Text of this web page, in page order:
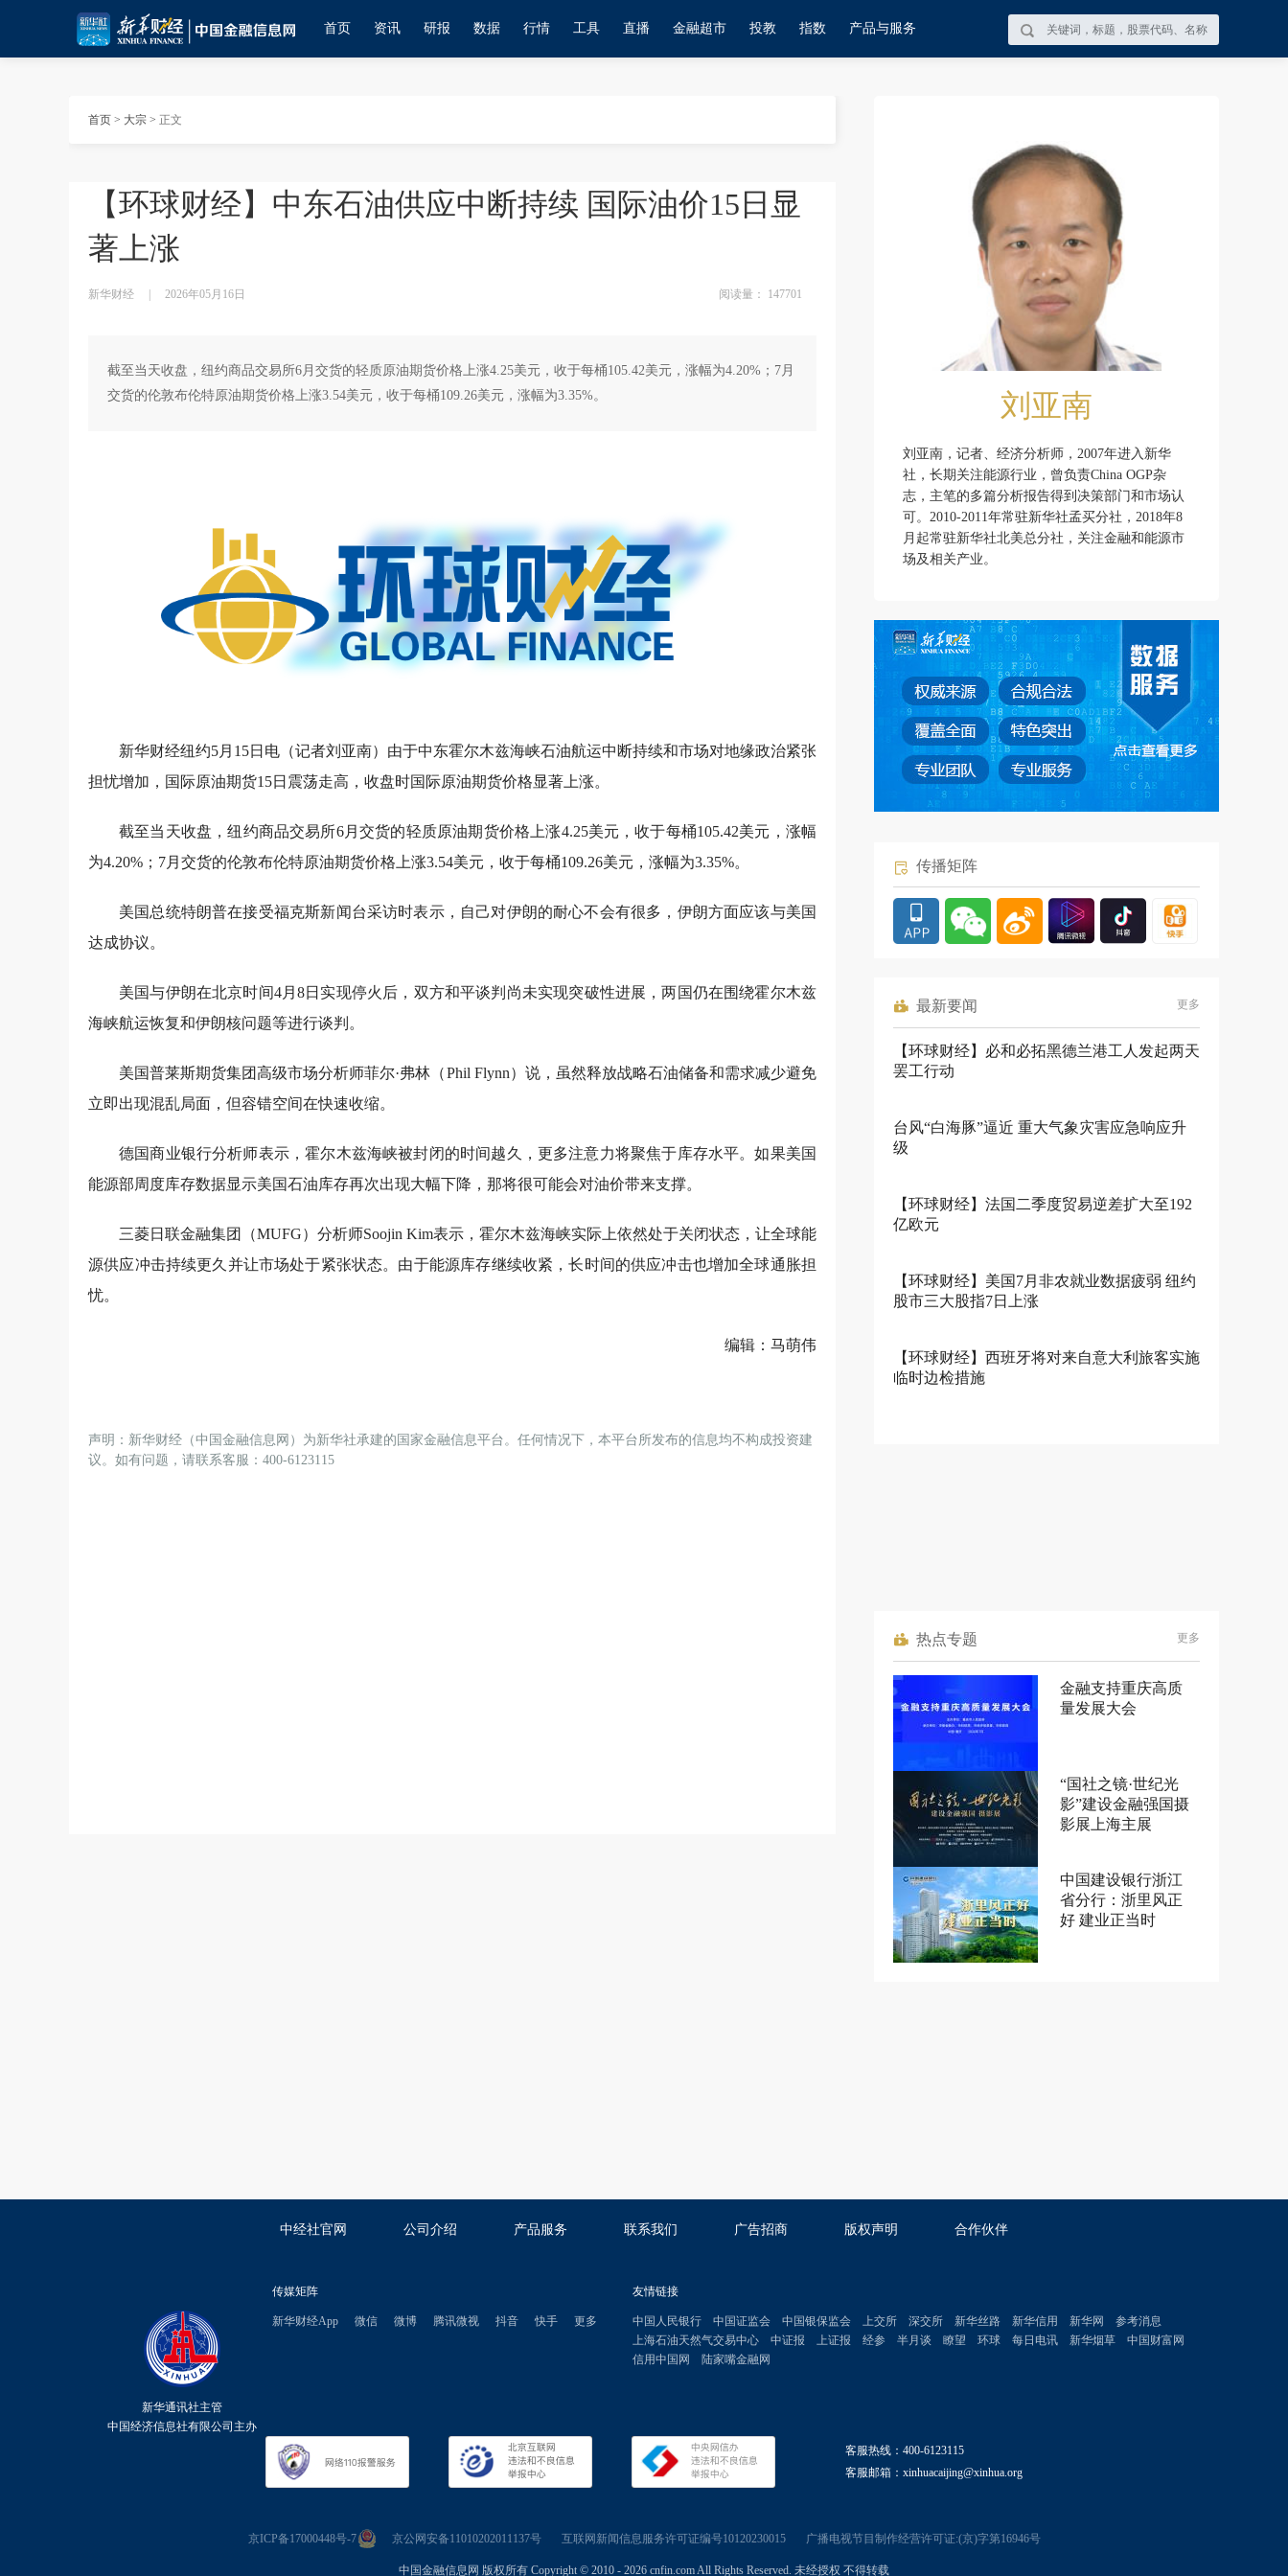
首页 资讯 研报 数据 行情 工具 直播 金融超市 投教 指数 产品与服务
首页 > 大宗 > 正文
【环球财经】中东石油供应中断持续 国际油价15日显
著上涨
新华财经 2026年05月16日 阅读量： 147701
截至当天收盘，纽约商品交易所6月交货的轻质原油期货价格上涨4.25美元，收于每桶105.42美元，涨幅为4.20%；7月
交货的伦敦布伦特原油期货价格上涨3.54美元，收于每桶109.26美元，涨幅为3.35%。
新华财经纽约5月15日电（记者刘亚南）由于中东霍尔木兹海峡石油航运中断持续和市场对地缘政治紧张
担忧增加，国际原油期货15日震荡走高，收盘时国际原油期货价格显著上涨。
截至当天收盘，纽约商品交易所6月交货的轻质原油期货价格上涨4.25美元，收于每桶105.42美元，涨幅
为4.20%；7月交货的伦敦布伦特原油期货价格上涨3.54美元，收于每桶109.26美元，涨幅为3.35%。
美国总统特朗普在接受福克斯新闻台采访时表示，自己对伊朗的耐心不会有很多，伊朗方面应该与美国
达成协议。
美国与伊朗在北京时间4月8日实现停火后，双方和平谈判尚未实现突破性进展，两国仍在围绕霍尔木兹
海峡航运恢复和伊朗核问题等进行谈判。
美国普莱斯期货集团高级市场分析师菲尔·弗林（Phil Flynn）说，虽然释放战略石油储备和需求减少避免
立即出现混乱局面，但容错空间在快速收缩。
德国商业银行分析师表示，霍尔木兹海峡被封闭的时间越久，更多注意力将聚焦于库存水平。如果美国
能源部周度库存数据显示美国石油库存再次出现大幅下降，那将很可能会对油价带来支撑。
三菱日联金融集团（MUFG）分析师Soojin Kim表示，霍尔木兹海峡实际上依然处于关闭状态，让全球能
源供应冲击持续更久并让市场处于紧张状态。由于能源库存继续收紧，长时间的供应冲击也增加全球通胀担
忧。
编辑：马萌伟
声明：新华财经（中国金融信息网）为新华社承建的国家金融信息平台。任何情况下，本平台所发布的信息均不构成投资建
议。如有问题，请联系客服：400-6123115
刘亚南
刘亚南，记者、经济分析师，2007年进入新华
社，长期关注能源行业，曾负责China OGP杂
志，主笔的多篇分析报告得到决策部门和市场认
可。2010-2011年常驻新华社孟买分社，2018年8
月起常驻新华社北美总分社，关注金融和能源市
场及相关产业。
传播矩阵
最新要闻 更多
【环球财经】必和必拓黑德兰港工人发起两天
罢工行动
台风“白海豚”逼近 重大气象灾害应急响应升
级
【环球财经】法国二季度贸易逆差扩大至192
亿欧元
【环球财经】美国7月非农就业数据疲弱 纽约
股市三大股指7日上涨
【环球财经】西班牙将对来自意大利旅客实施
临时边检措施
热点专题 更多
金融支持重庆高质
量发展大会
“国社之镜·世纪光
影”建设金融强国摄
影展上海主展
中国建设银行浙江
省分行：浙里风正
好 建业正当时
中经社官网 公司介绍 产品服务 联系我们 广告招商 版权声明 合作伙伴
新华通讯社主管
中国经济信息社有限公司主办
传媒矩阵
新华财经App 微信 微博 腾讯微视 抖音 快手 更多
友情链接
中国人民银行 中国证监会 中国银保监会 上交所 深交所 新华丝路 新华信用 新华网
参考消息
上海石油天然气交易中心
中证报 上证报 经参 半月谈 瞭望 环球 每日电讯 新华烟草
中国财富网
信用中国网
陆家嘴金融网
客服热线：400-6123115
客服邮箱：xinhuacaijing@xinhua.org
京ICP备17000448号-7 京公网安备11010202011137号 互联网新闻信息服务许可证编号10120230015 广播电视节目制作经营许可证:(京)字第16946号
中国金融信息网 版权所有 Copyright © 2010 - 2026 cnfin.com All Rights Reserved. 未经授权 不得转载